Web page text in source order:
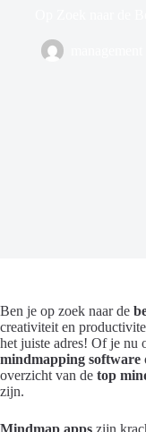
Ben je op zoek naar de
creativiteit en
het juiste adres! Of je nu
mindmapping software
overzicht van de top
zijn.
Mindmap apps zijn